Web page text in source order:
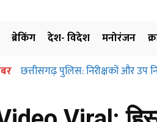
ब्रेकिंग देश- विदेश मनोरंजन
छत्तीसगढ़ पुलिस: निरीक्षकों और उप
अधिग्रहण और मुआवजा दिए बिना